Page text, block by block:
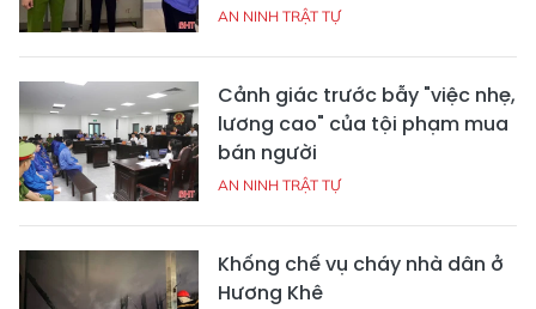
AN NINH TRẬT TỰ
Cảnh giác trước bẫy "việc nhẹ,
lương cao" của tội phạm mua
bán người
AN NINH TRẬT TỰ
Khống chế vụ cháy nhà dân ở
Hương Khê